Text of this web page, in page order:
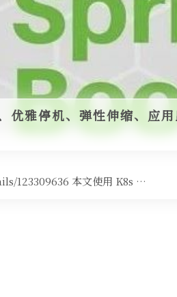
雅停机、弹性伸缩、应用
123309636 本文使用 K8s …